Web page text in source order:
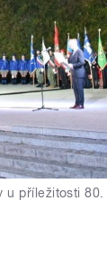
u příležitosti